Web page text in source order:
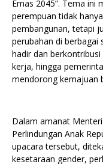
Emas 2045”. Tema
perempuan tidak
pembangunan, tetapi
perubahan di berbagai
hadir dan
kerja, hingga
mendorong kemajuan
Dalam amanat
Perlindungan Anak
upacara tersebut,
kesetaraan gender,